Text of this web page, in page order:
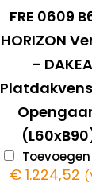
FRE 0609
HORIZON
- DAKEA
€1.224,52